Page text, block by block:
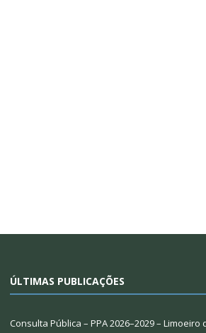
ÚLTIMAS PUBLICAÇÕES
Consulta Pública – PPA 2026–2029 – Limoeiro